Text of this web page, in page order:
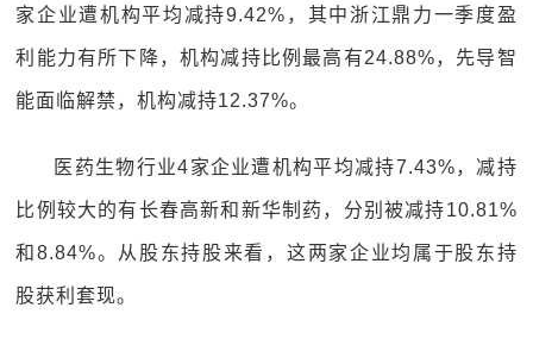
家企业遭机构平均减持9.42%，其中浙江鼎力一季度盈
利能力有所下降，机构减持比例最高有24.88%，先导智
能面临解禁，机构减持12.37%。
医药生物行业4家企业遭机构平均减持7.43%，减持
比例较大的有长春高新和新华制药，分别被减持10.81%
和8.84%。从股东持股来看，这两家企业均属于股东持
股获利套现。